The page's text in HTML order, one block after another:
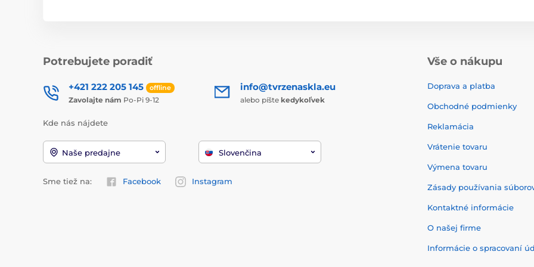
Potrebujete poradiť
+421 222 205 145 offline
Zavolajte nám Po-Pi 9-12
info@tvrzenaskla.eu
alebo píšte kedykoľvek
Kde nás nájdete
Naše predajne Slovenčina
Sme tiež na: Facebook Instagram
Vše o nákupu
Doprava a platba
Obchodné podmienky
Reklamácia
Vrátenie tovaru
Výmena tovaru
Zásady používania
Kontaktné informácie
O našej firme
Informácie o spracovaní